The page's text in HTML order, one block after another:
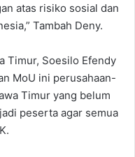
atas risiko sosial dan
Tambah Deny.
Timur, Soesilo Efendy
MoU ini perusahaan-
Timur yang belum
peserta agar semua